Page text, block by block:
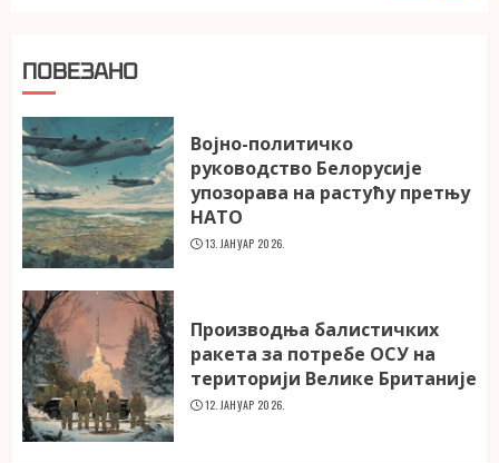
ПОВЕЗАНО
Војно-политичко
руководство Белорусије
упозорава на растућу претњу
НАТО
13. ЈАНУАР 2026.
Производња балистичких
ракета за потребе ОСУ на
територији Велике Британије
12. ЈАНУАР 2026.